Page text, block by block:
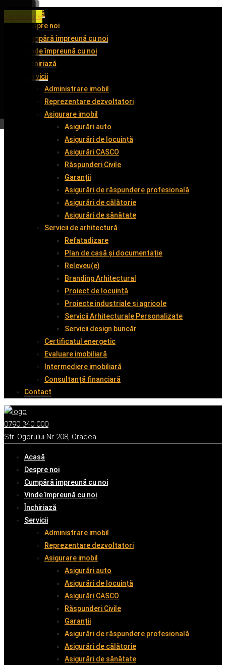
Acasă
Despre noi
Cumpără împreună cu noi
Vinde împreună cu noi
Închiriază
Servicii
Administrare imobil
Reprezentare dezvoltatori
Asigurare imobil
Asigurări auto
Asigurări de locuință
Asigurări CASCO
Răspunderi Civile
Garanții
Asigurări de răspundere profesională
Asigurări de călătorie
Asigurări de sănătate
Servicii de arhitectură
Refatadizare
Plan de casă și documentație
Releveu(e)
Branding Arhitectural
Proiect de locuință
Proiecte industriale și agricole
Servicii Arhitecturale Personalizate
Servicii design buncăr
Certificatul energetic
Evaluare imobiliară
Intermediere imobiliară
Consultanță financiară
Contact
0790 340 000
Str. Ogorului Nr 208, Oradea
Acasă
Despre noi
Cumpără împreună cu noi
Vinde împreună cu noi
Închiriază
Servicii
Administrare imobil
Reprezentare dezvoltatori
Asigurare imobil
Asigurări auto
Asigurări de locuință
Asigurări CASCO
Răspunderi Civile
Garanții
Asigurări de răspundere profesională
Asigurări de călătorie
Asigurări de sănătate
De închiriat
De închiriat
De închiriat
De vânzare